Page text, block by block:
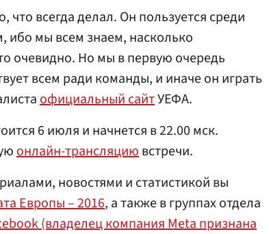
всегда делал. Он пользуется среди
ибо мы всем знаем, насколько
очевидно. Но мы в первую очередь
всем ради команды, и иначе он играть
официальный сайтУЕФА.
6 июля и начнется в 22.00 мск.
онлайн-трансляциювстречи.
новостями и статистикой вы
Европы – 2016, а также в группах отдела
(владелец компания Meta признана